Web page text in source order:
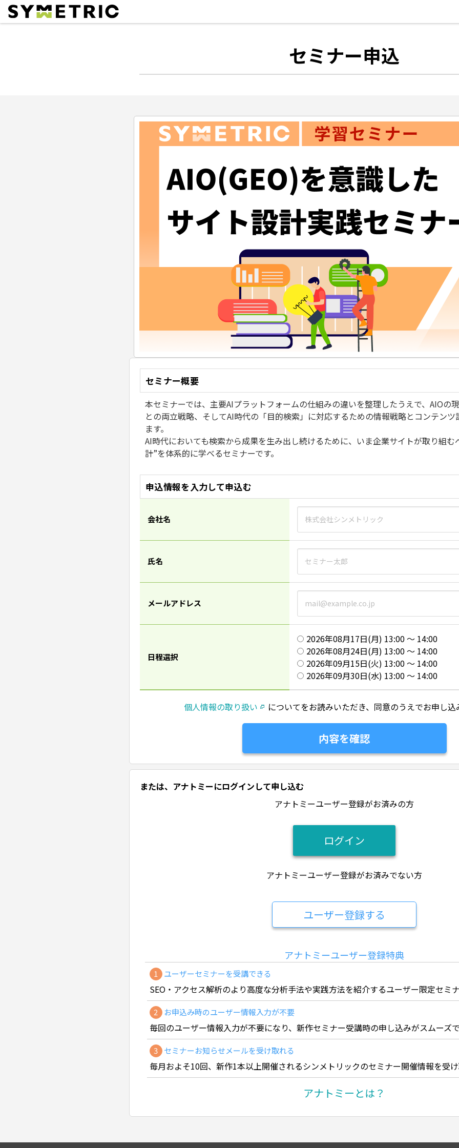
セミナー申込
セミナー概要
本セミナーでは、主要AIプラットフォームの仕組みの違いを整理したうえで、AIOの
との両立戦略、そしてAI時代の「目的検索」に対応するための情報戦略とコンテン
ます。
AI時代においても検索から成果を生み出し続けるために、いま企業サイトが取り組む
計”を体系的に学べるセミナーです。
申込情報を入力して申込む
会社名
氏名
メールアドレス
日程選択
2026年08月17日(月) 13:00 ～ 14:00
2026年08月24日(月) 13:00 ～ 14:00
2026年09月15日(火) 13:00 ～ 14:00
2026年09月30日(水) 13:00 ～ 14:00
個人情報の取り扱い についてをお読みいただき、同意のうえでお申し込
または、アナトミーにログインして申し込む
アナトミーユーザー登録がお済みの方
ログイン
アナトミーユーザー登録がお済みでない方
アナトミーユーザー登録特典
1 ユーザーセミナーを受講できる
SEO・アクセス解析のより高度な分析手法や実践方法を紹介するユーザー限定セミ
2 お申込み時のユーザー情報入力が不要
毎回のユーザー情報入力が不要になり、新作セミナー受講時の申し込みがスムーズで
3 セミナーお知らせメールを受け取れる
毎月およそ10回、新作1本以上開催されるシンメトリックのセミナー開催情報を受け
アナトミーとは？